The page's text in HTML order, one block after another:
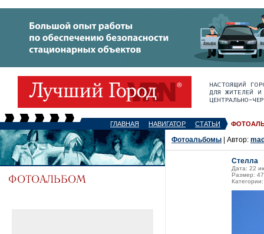
ГЛАВНАЯ НАВИГАТОР СТАТЬИ
Фотоальбомы | Автор:
Стелла
Дата: 22
Размер: